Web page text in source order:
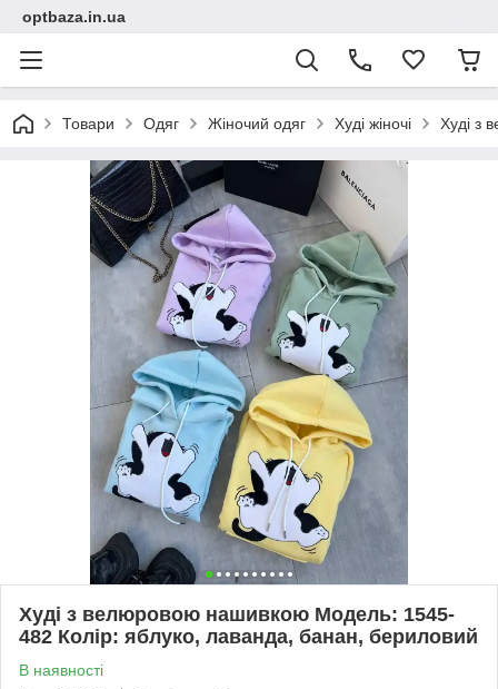
optbaza.in.ua
Товари Одяг Жіночий одяг Худі жіночі Худі з
Худі з велюровою нашивкою Модель: 1545-
482 Колір: яблуко, лаванда, банан, бериловий
В наявності